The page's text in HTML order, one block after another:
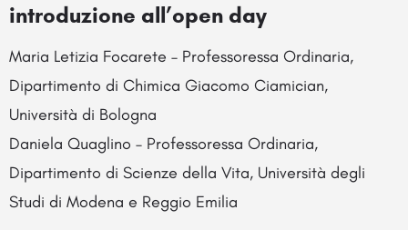
introduzione all’open day
Maria Letizia Focarete – Professoressa Ordinaria,
Dipartimento di Chimica Giacomo Ciamician,
Università di Bologna
Daniela Quaglino – Professoressa Ordinaria,
Dipartimento di Scienze della Vita, Università degli
Studi di Modena e Reggio Emilia